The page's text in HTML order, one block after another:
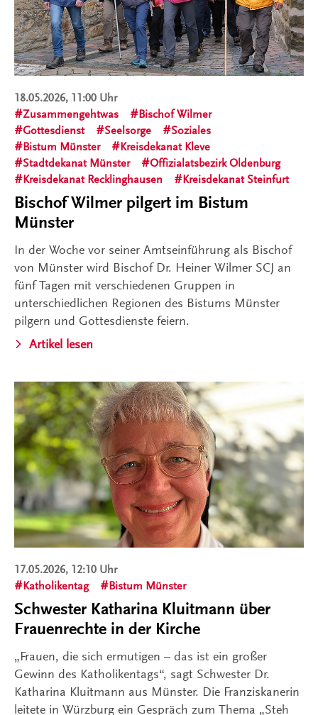
18.05.2026, 11:00 Uhr
Zusammengehtwas
Bischof Wilmer
Gottesdienst
Seelsorge
Soziales
Bistum Münster
Kreisdekanat Kleve
Stadtdekanat Münster
Offizialatsbezirk Oldenburg
Kreisdekanat Recklinghausen
Kreisdekanat Steinfurt
Bischof Wilmer pilgert im Bistum
Münster
In der Woche vor seiner Amtseinführung als Bischof
von Münster wird Bischof Dr. Heiner Wilmer SCJ an
fünf Tagen mit verschiedenen Gruppen in
unterschiedlichen Regionen des Bistums Münster
pilgern und Gottesdienste feiern.
Artikel lesen
17.05.2026, 12:10 Uhr
Katholikentag
Bistum Münster
Schwester Katharina Kluitmann über
Frauenrechte in der Kirche
„Frauen, die sich ermutigen – das ist ein großer
Gewinn des Katholikentags“, sagt Schwester Dr.
Katharina Kluitmann aus Münster. Die Franziskanerin
leitete in Würzburg ein Gespräch zum Thema „Steh